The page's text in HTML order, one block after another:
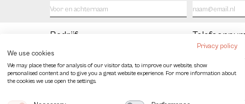
us
NL
Bedrijf
Bericht
Privacy policy
We use cookies
We may place these for analysis of our visitor data, to improve our website, show
personalised content and to give you a great website experience. For more information about
the cookies we use open the settings.